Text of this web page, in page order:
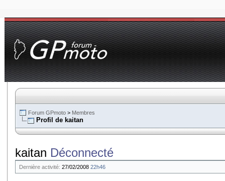
Forum GPmoto > Membres
Profil de kaitan
kaitan Déconnecté
Dernière activité: 27/02/2008 22h46